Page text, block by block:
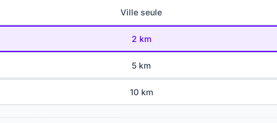
Ville seule
2 km
5 km
10 km